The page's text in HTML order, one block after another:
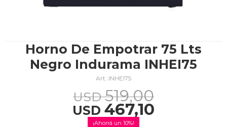
Horno De Empotrar 75 Lts
Negro Indurama INHEI75
INHEI75
USD 467,10
USD 519,00
10